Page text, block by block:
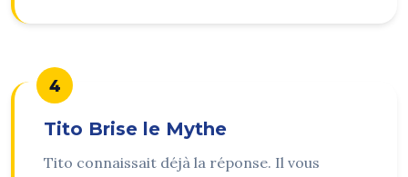
4
Tito Brise le Mythe
Tito connaissait déjà la réponse. Il vous